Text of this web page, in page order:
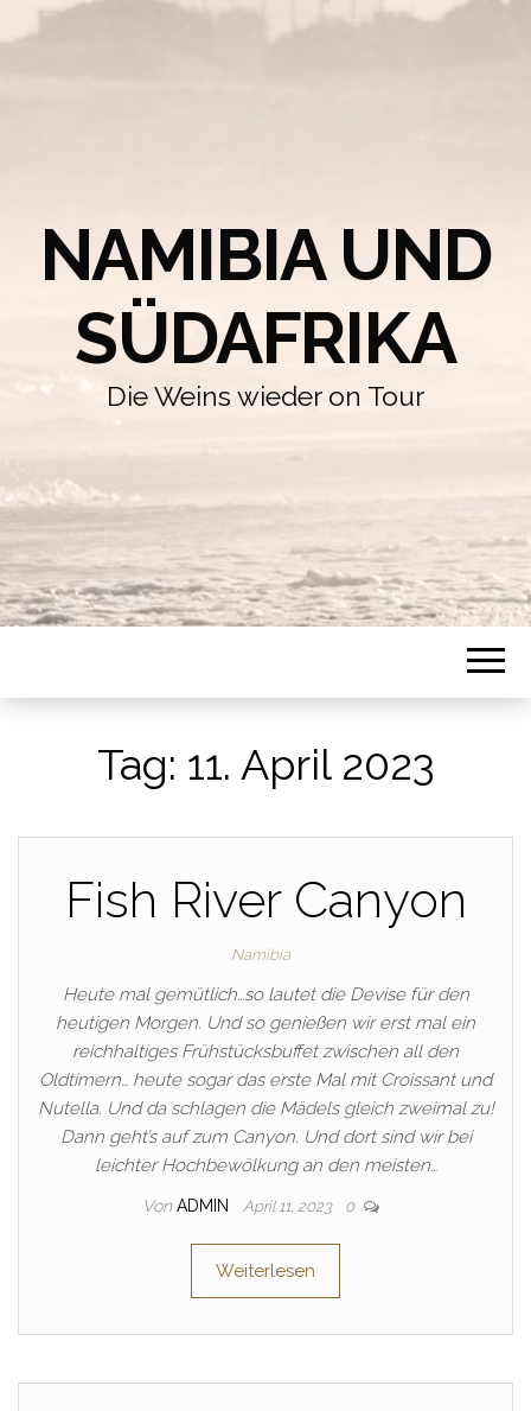
NAMIBIA UND
SÜDAFRIKA
Die Weins wieder on Tour
Tag: 11. April 2023
Fish River Canyon
Namibia
Heute mal gemütlich…so lautet die Devise für den
heutigen Morgen. Und so genießen wir erst mal ein
reichhaltiges Frühstücksbuffet zwischen all den
Oldtimern… heute sogar das erste Mal mit Croissant und
Nutella. Und da schlagen die Mädels gleich zweimal zu!
Dann geht’s auf zum Canyon. Und dort sind wir bei
leichter Hochbewölkung an den meisten…
Von ADMIN April 11, 2023 0
Weiterlesen